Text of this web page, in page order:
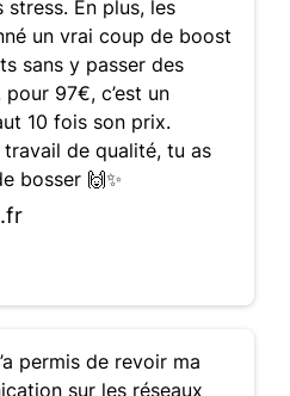
stress. En plus, les
un vrai coup de boost
sans y passer des
97€, c’est un
10 fois son prix.
de qualité, tu as
bosser 🙌✨
permis de revoir ma
sur les réseaux